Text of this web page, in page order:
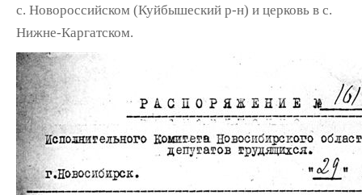
с. Новороссийском (Куйбышеский р-н) и церковь в с.
Нижне-Каргатском.